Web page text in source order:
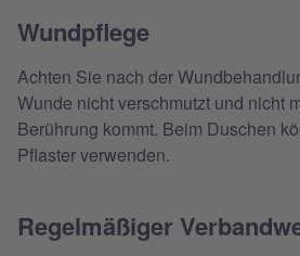
Wundpflege
Achten Sie nach der
Wunde nicht verschmutzt und nicht
Berührung kommt. Beim Duschen
Pflaster verwenden.
Regelmäßiger